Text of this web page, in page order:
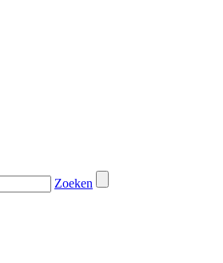
Zoeken